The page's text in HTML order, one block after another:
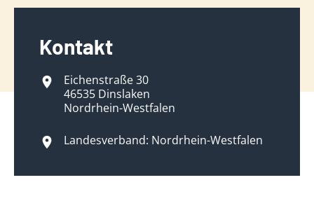
Kontakt
Eichenstraße 30
46535 Dinslaken
Nordrhein-Westfalen
Landesverband: Nordrhein-Westfalen